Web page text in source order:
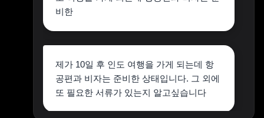
비한
제가 10일 후 인도 여행을 가게 되는데 항
공편과 비자는 준비한 상태입니다. 그 외에
또 필요한 서류가 있는지 알고싶습니다